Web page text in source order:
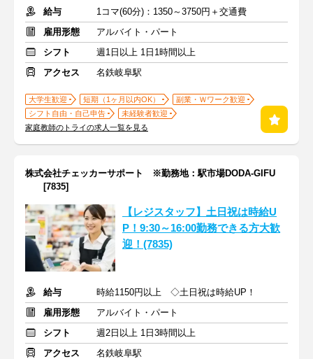
給与
1コマ(60分)：1350～3750円＋交通費
雇用形態
アルバイト・パート
シフト
週1日以上 1日1時間以上
アクセス
名鉄岐阜駅
大学生歓迎 短期（1ヶ月以内OK）
副業・Ｗワーク歓迎
シフト自由・自己申告
未経験者歓迎
家庭教師のトライの求人一覧を見る
株式会社チェッカーサポート ※勤務地：駅市場DODA-GIFU
[7835]
【レジスタッフ】土日祝は時給U
P！9:30～16:00勤務できる方大歓
迎！(7835)
給与
時給1150円以上 ◇土日祝は時給UP！
雇用形態
アルバイト・パート
シフト
週2日以上 1日3時間以上
アクセス
名鉄岐阜駅